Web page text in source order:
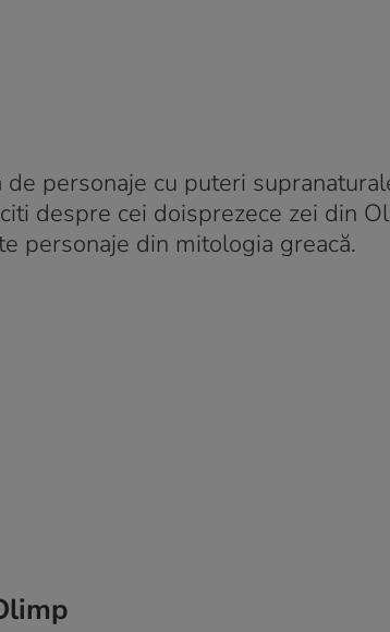
personaje cu puteri
despre cei doisprezece zei din
personaje din mitologia greacă.